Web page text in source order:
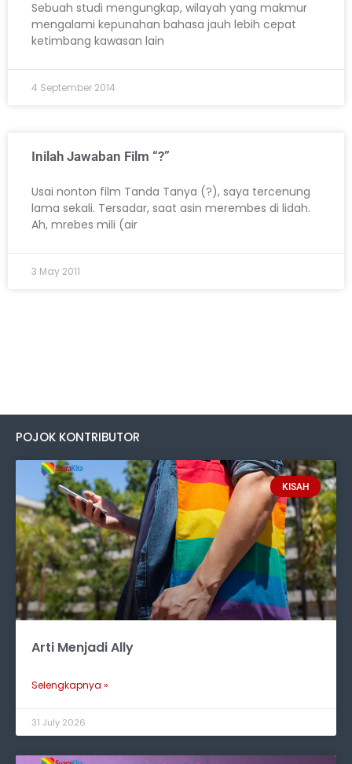
Sebuah studi mengungkap, wilayah yang makmur
mengalami kepunahan bahasa jauh lebih cepat
ketimbang kawasan lain
4 September 2014
Inilah Jawaban Film “?”
Usai nonton film Tanda Tanya (?), saya tercenung
lama sekali. Tersadar, saat asin merembes di lidah.
Ah, mrebes mili (air
3 May 2011
POJOK KONTRIBUTOR
KISAH
Arti Menjadi Ally
Selengkapnya »
31 July 2026